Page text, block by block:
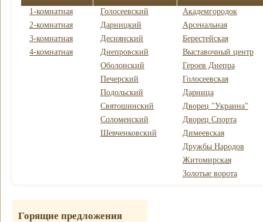
1-комнатная
2-комнатная
3-комнатная
4-комнатная
Голосеевский
Дарницкий
Деснянский
Днепровский
Оболонский
Печерский
Подольский
Святошинский
Соломенский
Шевченковский
Академгородок
Арсенальная
Берестейская
Выставочный центр
Героев Днепра
Голосеевская
Дарница
Дворец "Украина"
Дворец Спорта
Димеевская
Дружбы Народов
Житомирская
Золотые ворота
Горящие предложения